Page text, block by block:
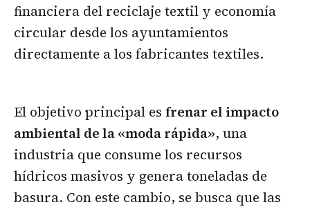
financiera del reciclaje textil y economía
circular desde los ayuntamientos
directamente a los fabricantes textiles.
El objetivo principal es frenar el impacto
ambiental de la «moda rápida», una
industria que consume los recursos
hídricos masivos y genera toneladas de
basura. Con este cambio, se busca que las